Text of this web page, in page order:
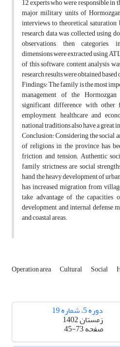
12 experts who were responsible
major military units of
interviews to theoretical
research data was collected using
observations, then categories,
dimensions were extracted using
of this software, content analysis
research results were obtained based
Findings: The family is the most
management of the
significant difference with
employment, healthcare and
national traditions also have a great
Conclusion: Considering the social
of religions in the province has
friction and tension; Authentic
family strictness are social
hand, the heavy development of
has increased migration from
take advantage of the
development and internal defense
and coastal areas.
Operation area Cultural Social
دوره 5، شماره 19
زمستان 1402
صفحه45-73